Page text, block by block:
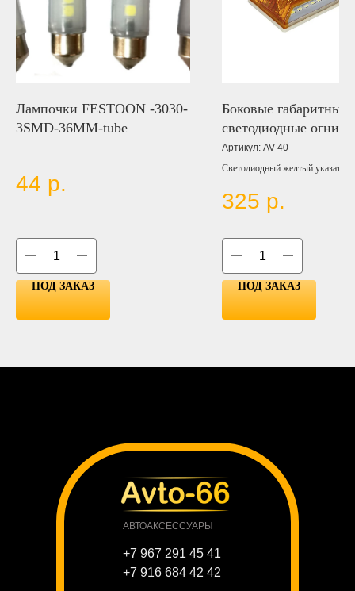
Лампочки FESTOON -3030-
3SMD-36MM-tube
44 р.
ПОД ЗАКАЗ
Боковые габаритные
светодиодные огни
(комплект 2 штуки)
Артикул: AV-40
Светодиодный желтый указатель
направленной вниз. Габаритный
маркерный с подсветкой
325 р.
ПОД ЗАКАЗ
АВТОАКСЕССУАРЫ
+7 967 291 45 41
+7 916 684 42 42